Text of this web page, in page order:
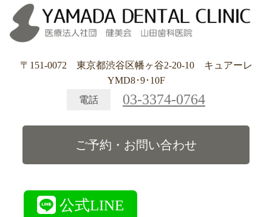
〒151-0072 東京都渋谷区幡ヶ谷2-20-10 キュアーレ
YMD8･9･10F
電話
03-3374-0764
ご予約・お問い合わせ
公式LINE